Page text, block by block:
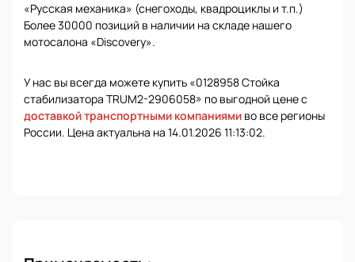
«Русская механика» (снегоходы, квадроциклы и т.п.)
Более 30000 позиций в наличии на складе нашего
мотосалона «Discovery».
У нас вы всегда можете купить «0128958 Стойка
стабилизатора TRUM2-2906058» по выгодной цене с
доставкой транспортными компаниями во все регионы
России. Цена актуальна на 14.01.2026 11:13:02.